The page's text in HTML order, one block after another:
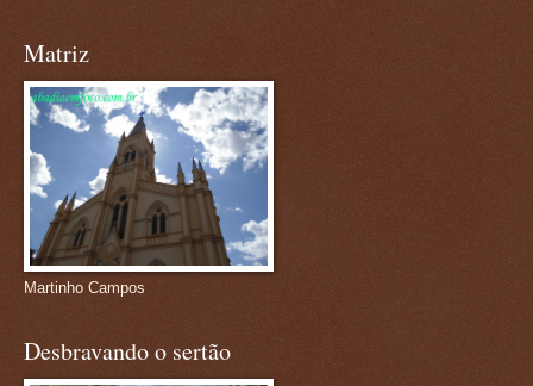
Matriz
Martinho Campos
Desbravando o sertão